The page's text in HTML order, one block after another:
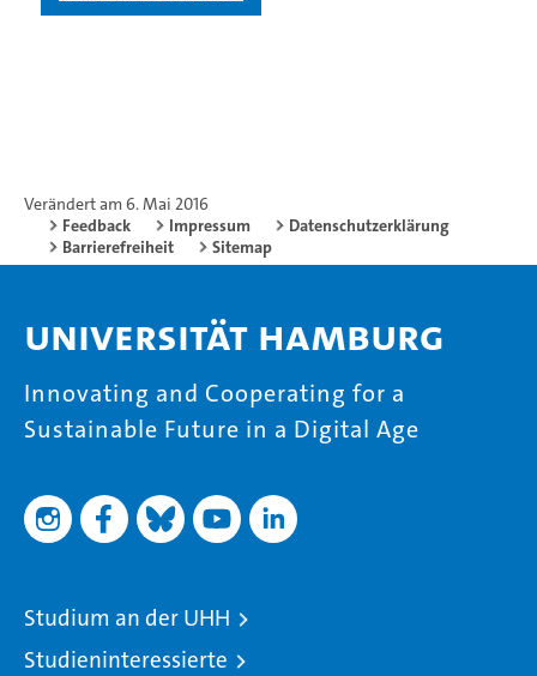
Verändert am 6. Mai 2016
Feedback
Impressum
Datenschutzerklärung
Barrierefreiheit
Sitemap
Universität Hamburg
Innovating and Cooperating for a
Sustainable Future in a Digital Age
Studium an der UHH
Studieninteressierte